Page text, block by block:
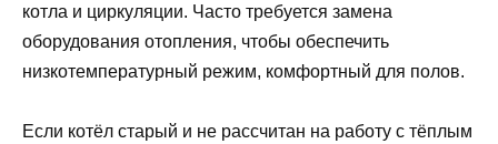
котла и циркуляции. Часто требуется замена
оборудования отопления, чтобы обеспечить
низкотемпературный режим, комфортный для полов.
Если котёл старый и не рассчитан на работу с тёплым